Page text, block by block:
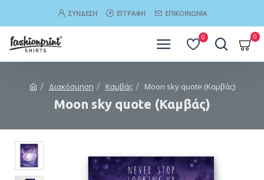
ΣΎΝΔΕΣΗ ΕΓΓΡΑΦΉ ΕΠΙΚΟΙΝΩΝΊΑ
0 0
Διακόσµηση Καµβάς Moon sky quote (Καμβάς)
Moon sky quote (Καμβάς)